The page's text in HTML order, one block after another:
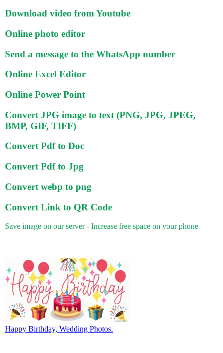
Download video from Youtube
Online photo editor
Send a message to the WhatsApp number
Online Excel Editor
Online Power Point
Convert JPG image to text (PNG, JPG, JPEG,
BMP, GIF, TIFF)
Convert Pdf to Doc
Convert Pdf to Jpg
Convert webp to png
Convert Link to QR Code
Save image on our server - Increase free space on your phone
Happy Birthday, Wedding Photos.